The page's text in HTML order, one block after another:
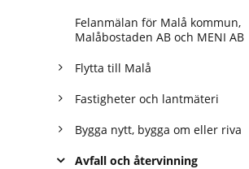
Felanmälan för Malå kommun,
Malåbostaden AB och MENI AB
Flytta till Malå
Fastigheter och lantmäteri
Bygga nytt, bygga om eller riva
Avfall och återvinning